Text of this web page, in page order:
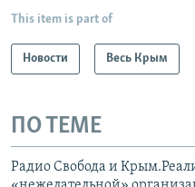
This item is part of
Новости Весь Крым
ПО ТЕМЕ
Радио Свобода и